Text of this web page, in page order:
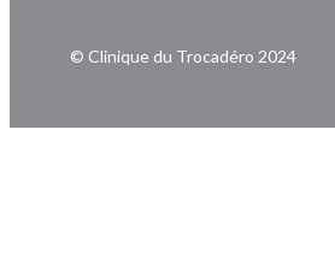
© Clinique du Trocadéro 2024